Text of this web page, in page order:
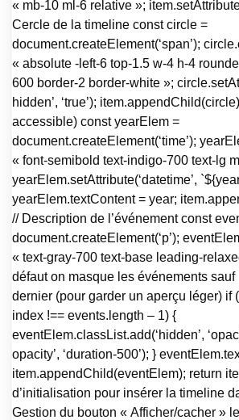
« mb-10 ml-6 relative »;
Cercle de la timeline const circle =
document.createElement(‘span’);
« absolute -left-6 top-1.5 w-4 h-4
600 border-2 border-white »;
hidden’, ‘true’);
accessible) const yearElem =
document.createElement(‘time’);
« font-semibold text-indigo-700 text-lg
yearElem.setAttribute(‘datetime’,
yearElem.textContent = year;
// Description de l’événement const
document.createElement(‘p’);
« text-gray-700 text-base leading-
défaut on masque les événements sauf
dernier (pour garder un aperçu léger) if
index !== events.length – 1) {
eventElem.classList.add(‘hidden’,
opacity’, ‘duration-500’); }
item.appendChild(eventElem); return
d’initialisation pour insérer la timeline
Gestion du bouton « Afficher/cacher »